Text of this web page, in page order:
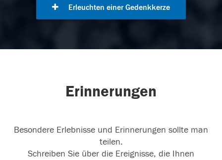
Erleuchten einer Gedenkkerze
Erinnerungen
Besondere Erlebnisse und Erinnerungen sollte man
teilen.
Schreiben Sie über die Ereignisse, die Ihnen